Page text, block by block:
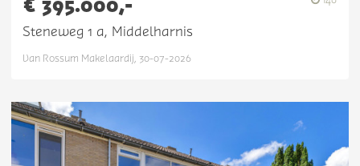
Steneweg 1 a, Middelharnis
Van Rossum Makelaardij, 30-07-2026